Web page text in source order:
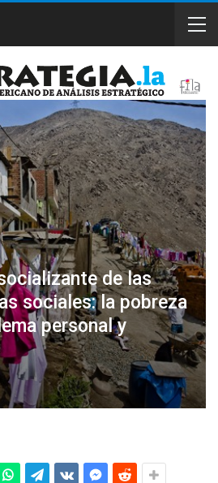
de las
sociales: la pobreza
personal y